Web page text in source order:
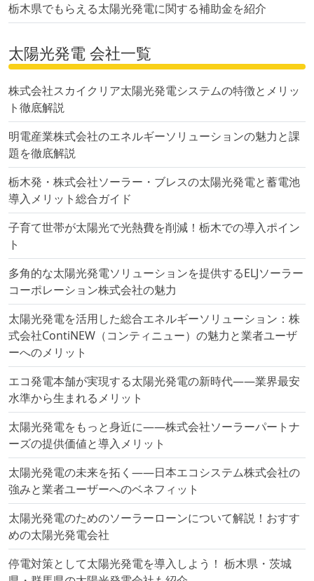
栃木県でもらえる太陽光発電に関する補助金を紹介
太陽光発電 会社一覧
株式会社スカイクリア太陽光発電システムの特徴とメリッ
ト徹底解説
明電産業株式会社のエネルギーソリューションの魅力と課
題を徹底解説
栃木発・株式会社ソーラー・ブレスの太陽光発電と蓄電池
導入メリット総合ガイド
子育て世帯が太陽光で光熱費を削減！栃木での導入ポイン
ト
多角的な太陽光発電ソリューションを提供するELJソーラー
コーポレーション株式会社の魅力
太陽光発電を活用した総合エネルギーソリューション：株
式会社ContiNEW（コンティニュー）の魅力と業者ユーザ
ーへのメリット
エコ発電本舗が実現する太陽光発電の新時代――業界最安
水準から生まれるメリット
太陽光発電をもっと身近に――株式会社ソーラーパートナ
ーズの提供価値と導入メリット
太陽光発電の未来を拓く――日本エコシステム株式会社の
強みと業者ユーザーへのベネフィット
太陽光発電のためのソーラーローンについて解説！おすす
めの太陽光発電会社
停電対策として太陽光発電を導入しよう！ 栃木県・茨城